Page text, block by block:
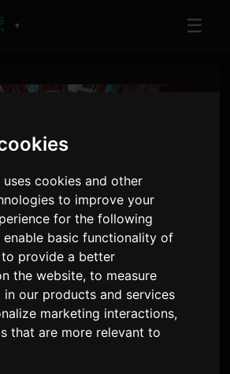
cookies and other
to improve your
for the following
enable basic functionality of
to provide a better
the website,to measure
in our products and services
marketing interactions,
that are more relevant to
▼ ☰
na ang
ng 25th
ng The Prince of